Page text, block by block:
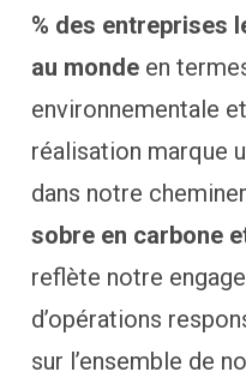
% des entreprises
au monde en
environnementale
réalisation marque
dans notre
sobre en carbone
reflète notre
d’opérations
sur l’ensemble de